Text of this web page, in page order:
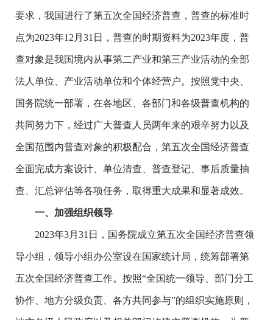
要求，我国进行了第五次全国经济普查，普查的标准时
点为2023年12月31日，普查的时期资料为2023年度，普
查对象是我国境内从事第二产业和第三产业活动的全部
法人单位、产业活动单位和个体经营户。按照党中央、
国务院统一部署，在各地区、各部门和各级普查机构的
共同努力下，经过广大普查人员两年来的艰辛努力以及
全国范围内普查对象的积极配合，第五次全国经济普查
全面完成方案设计、单位清查、普查登记、事后质量抽
查、汇总评估等各项任务，取得重大成果和显著成效。
一、加强组织领导
2023年3月31日，国务院成立第五次全国经济普查领
导小组，领导小组办公室设在国家统计局，统筹部署第
五次全国经济普查工作。按照“全国统一领导、部门分工
协作、地方分级负责、各方共同参与”的组织实施原则，